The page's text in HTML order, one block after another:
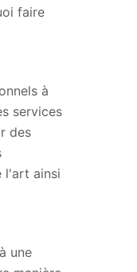
faire
à
services
des
l'art ainsi
une